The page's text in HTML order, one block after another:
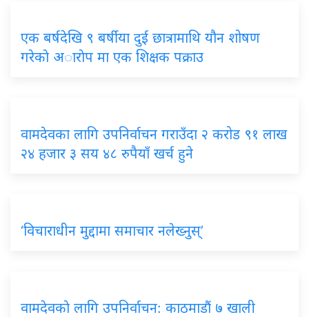
एक बर्षदेखि ९ बर्षीया दुई छात्रामाथि यौन शोषण
गरेकाे अाराेप मा एक शिक्षक पक्राउ
वामदेवका लागि उपनिर्वाचन गराउँदा २ करोड ९१ लाख
२४ हजार ३ सय ४८ रुपैयाँ खर्च हुने
‘विचाराधीन मुद्दामा समाचार नलेख्नुस्’
वामदेवकाे लागि उपनिर्वाचन: काठमाडौं ७ खाली